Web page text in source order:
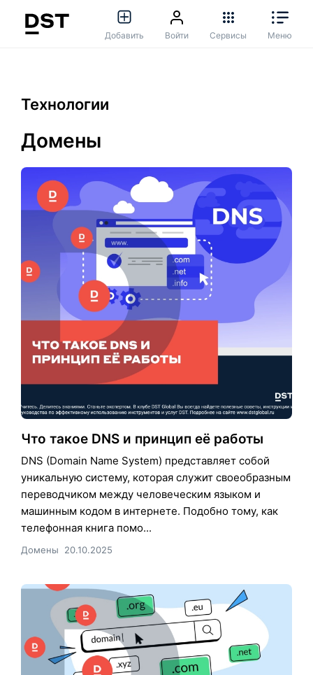
Добавить Войти Сервисы Меню
Технологии
Домены
Что такое DNS и принцип её работы
DNS (Domain Name System) представляет собой
уникальную систему, которая служит своеобразным
переводчиком между человеческим языком и
машинным кодом в интернете. Подобно тому, как
телефонная книга помо...
Домены 20.10.2025